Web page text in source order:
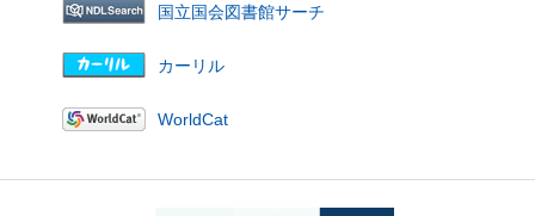
国立国会図書館サーチ
カーリル
WorldCat